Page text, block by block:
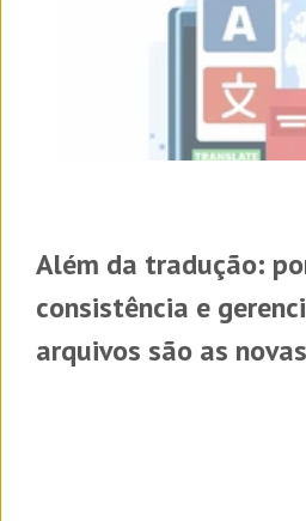
Além da tradução:
consistência e
arquivos são as